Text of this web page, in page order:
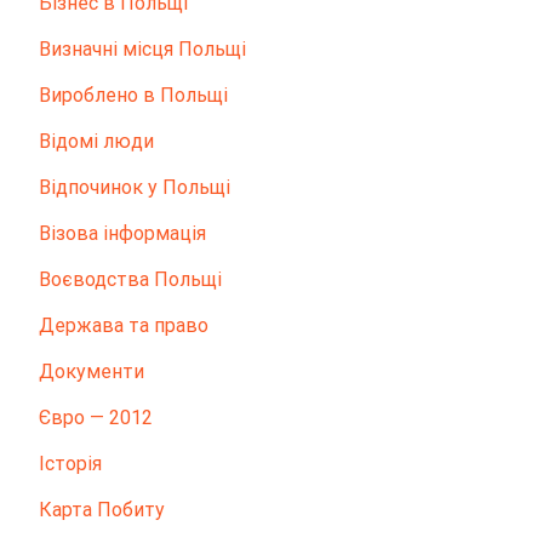
Визначні місця Польщі
Вироблено в Польщі
Відомі люди
Відпочинок у Польщі
Візова інформація
Воєводства Польщі
Держава та право
Документи
Євро — 2012
Історія
Карта Побиту